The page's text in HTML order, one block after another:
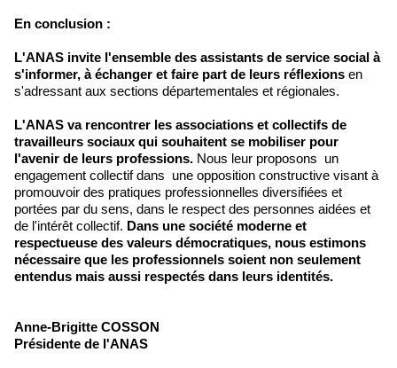
En conclusion :
L'ANAS invite l'ensemble des assistants de service social à
s'informer, à échanger et faire part de leurs réflexions en
s'adressant aux sections départementales et régionales.
L'ANAS va rencontrer les associations et collectifs de
travailleurs sociaux qui souhaitent se mobiliser pour
l'avenir de leurs professions. Nous leur proposons un
engagement collectif dans une opposition constructive visant à
promouvoir des pratiques professionnelles diversifiées et
portées par du sens, dans le respect des personnes aidées et
de l'intérêt collectif. Dans une société moderne et
respectueuse des valeurs démocratiques, nous estimons
nécessaire que les professionnels soient non seulement
entendus mais aussi respectés dans leurs identités.
Anne-Brigitte COSSON
Présidente de l'ANAS